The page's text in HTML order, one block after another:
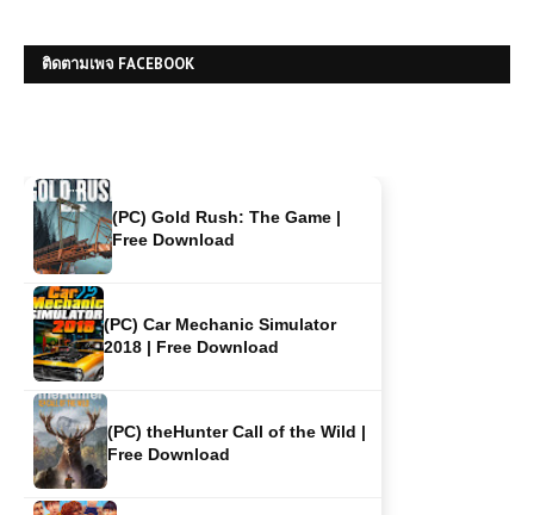
ติดตามเพจ FACEBOOK
(PC) Assetto Corsa Rally | Free
Free Download
(PC) Car Mechanic Simulator
2018 | Free Download
(PC) theHunter Call of the Wild |
Free Download
(PC) The Sims 4 | Free